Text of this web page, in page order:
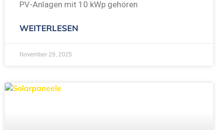
PV-Anlagen mit 10 kWp gehören
WEITERLESEN
November 29, 2025